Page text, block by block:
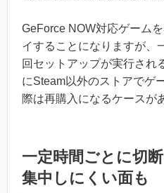
GeForce NOW対応ゲーム
イすることになりますが、
回セットアップが実行され
にSteam以外のストアでゲ
際は再購入になるケースが
一定時間ごとに切
集中しにくい面も